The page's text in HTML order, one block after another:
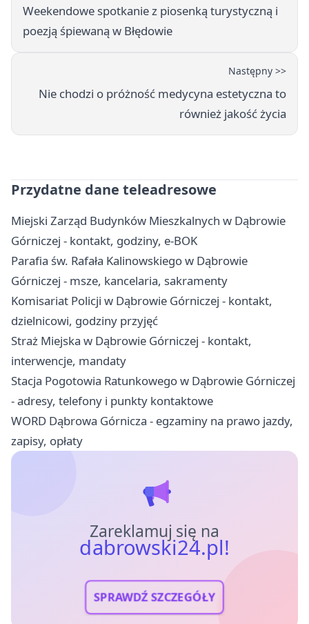
Weekendowe spotkanie z piosenką turystyczną i
poezją śpiewaną w Błędowie
Następny >>
Nie chodzi o próżność medycyna estetyczna to
również jakość życia
Przydatne dane teleadresowe
Miejski Zarząd Budynków Mieszkalnych w Dąbrowie
Górniczej - kontakt, godziny, e-BOK
Parafia św. Rafała Kalinowskiego w Dąbrowie
Górniczej - msze, kancelaria, sakramenty
Komisariat Policji w Dąbrowie Górniczej - kontakt,
dzielnicowi, godziny przyjęć
Straż Miejska w Dąbrowie Górniczej - kontakt,
interwencje, mandaty
Stacja Pogotowia Ratunkowego w Dąbrowie Górniczej
- adresy, telefony i punkty kontaktowe
WORD Dąbrowa Górnicza - egzaminy na prawo jazdy,
zapisy, opłaty
Zareklamuj się na
dabrowski24.pl!
SPRAWDŹ SZCZEGÓŁY